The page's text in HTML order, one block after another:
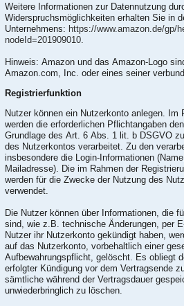
Weitere Informationen zur Datennutzung
Widerspruchsmöglichkeiten erhalten Sie in
Unternehmens: https://www.amazon.de/gp/
nodeId=201909010
Hinweis: Amazon und das Amazon-Logo
Amazon.com, Inc. oder eines seiner
Registrierfunktion
Nutzer können ein Nutzerkonto anlegen. Im
werden die erforderlichen Pflichtangaben
Grundlage des Art. 6 Abs. 1 lit. b DSGVO
des Nutzerkontos verarbeitet. Zu den
insbesondere die Login-Informationen
Mailadresse). Die im Rahmen der
werden für die Zwecke der Nutzung des
verwendet.
Die Nutzer können über Informationen, die
sind, wie z.B. technische Änderungen, per
Nutzer ihr Nutzerkonto gekündigt haben,
auf das Nutzerkonto, vorbehaltlich einer
Aufbewahrungspflicht, gelöscht. Es obliegt
erfolgter Kündigung vor dem Vertragsende
sämtliche während der Vertragsdauer
unwiederbringlich zu löschen.